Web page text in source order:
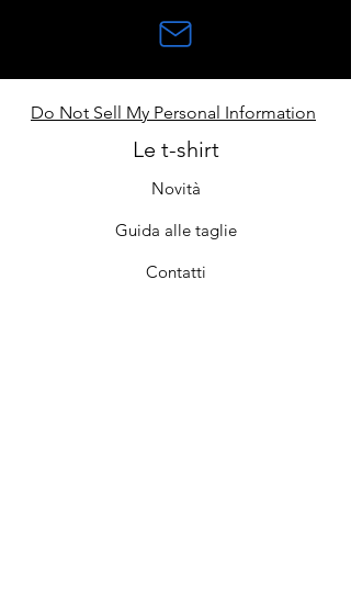
Do Not Sell My Personal Information
Le t-shirt
Novità
Guida alle taglie
Contatti